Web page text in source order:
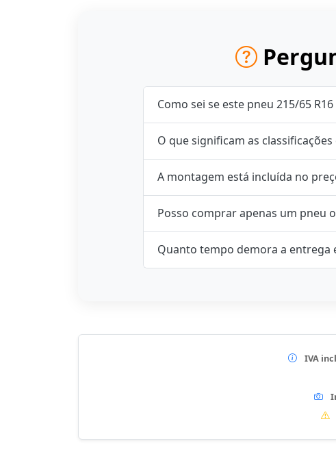
Como sei se este pneu 215/65
O que significam as
A montagem está incluída no
Posso comprar apenas um pneu
Quanto tempo demora a entrega
IVA